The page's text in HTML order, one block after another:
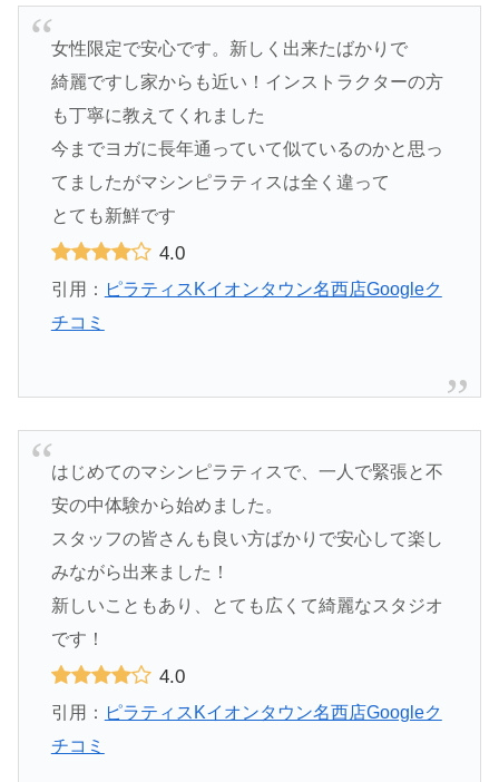
女性限定で安心です。新しく出来たばかりで
綺麗ですし家からも近い！インストラクターの方
も丁寧に教えてくれました
今までヨガに長年通っていて似ているのかと思っ
てましたがマシンピラティスは全く違って
とても新鮮です
4.0
引用： ピラティスKイオンタウン名西店Googleク
チコミ
はじめてのマシンピラティスで、一人で緊張と不
安の中体験から始めました。
スタッフの皆さんも良い方ばかりで安心して楽し
みながら出来ました！
新しいこともあり、とても広くて綺麗なスタジオ
です！
4.0
引用： ピラティスKイオンタウン名西店Googleク
チコミ